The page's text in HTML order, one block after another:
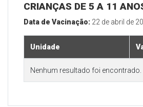
CRIANÇAS DE 5 A 11
Data de Vacinação: 22 de abril de
Unidade
Nenhum resultado foi encontrado.